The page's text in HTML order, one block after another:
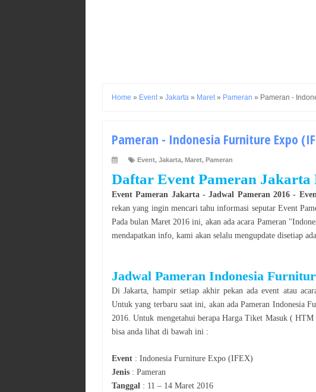
Home » Event » Jakarta » Maret » Pameran » Pameran -
Pameran - Indonesia Furniture Expo
Event, Jakarta, Maret, Pameran
Daftar EventPameran Jakarta
EventPameran Jakarta- Jadwal Pameran 2016 -
rekan yang ingin mencari tahu informasi seputar Event
Pada bulanMaret 2016 ini, akan ada acara Pameran "
mendapatkan info, kami akan selalu mengupdate disetiap
Jadwal Pameran Indonesia
DiJakarta , hampir setiap akhir pekan ada event atau
Untuk yang terbaru saat ini, akan adaPameran Indonesia
2016 . Untuk mengetahui berapa Harga Tiket Masuk (
bisa anda lihat di bawah ini :
Event : Indonesia Furniture Expo (IFEX)
Jenis : Pameran
Tanggal : 11 – 14 Maret 2016